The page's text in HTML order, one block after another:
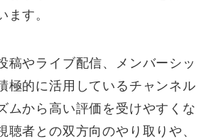
ます。
稿やライブ配信、メンバーシッ
極的に活用しているチャンネル
ムから高い評価を受けやすくな
聴者との双方向のやり取りや、